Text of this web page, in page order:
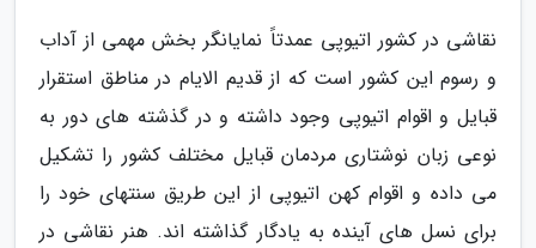
نقاشی در کشور اتیوپی عمدتاً نمایانگر بخش مهمی از آداب
و رسوم این کشور است که از قدیم الایام در مناطق استقرار
قبایل و اقوام اتیوپی وجود داشته و در گذشته های دور به
نوعی زبان نوشتاری مردمان قبایل مختلف کشور را تشکیل
می داده و اقوام کهن اتیوپی از این طریق سنتهای خود را
برای نسل های آینده به یادگار گذاشته اند. هنر نقاشی در